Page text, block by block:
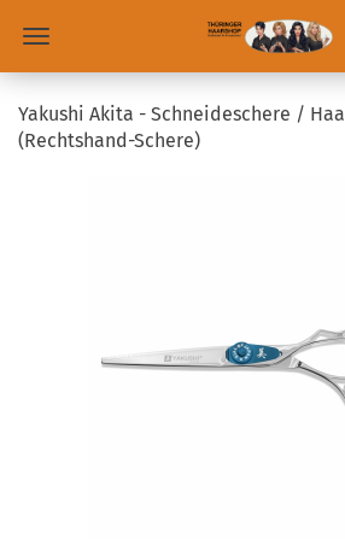
Yakushi Akita - Schneideschere /
(Rechtshand-Schere)